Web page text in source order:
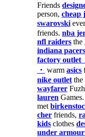
Friends
person, cheap
swarovski
friends. nba
nfl raiders the
indiana pacers
factory outlet
・ warm asics
nike outlet the
wayfarer
lauren
met
cher friends,
kids clothes
under armour